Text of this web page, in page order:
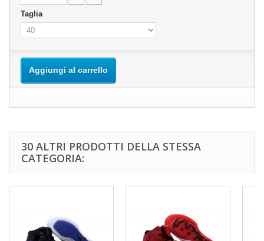
Taglia
Aggiungi al carrello
30 ALTRI PRODOTTI DELLA STESSA
CATEGORIA: